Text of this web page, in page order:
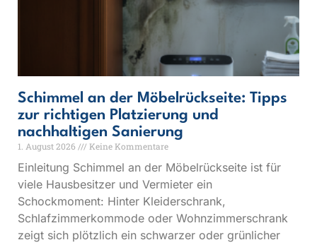
Schimmel an der Möbelrückseite: Tipps
zur richtigen Platzierung und
nachhaltigen Sanierung
1. August 2026 Keine Kommentare
Einleitung Schimmel an der Möbelrückseite ist für
viele Hausbesitzer und Vermieter ein
Schockmoment: Hinter Kleiderschrank,
Schlafzimmerkommode oder Wohnzimmerschrank
zeigt sich plötzlich ein schwarzer oder grünlicher